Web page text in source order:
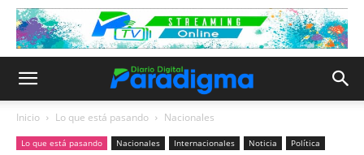
Inicio Lo que está pasando Nacionales
Lo que está pasando Nacionales Internacionales Noticia Política